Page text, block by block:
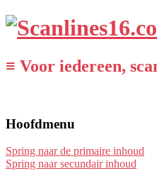
≡ Voor iedereen,
Hoofdmenu
Spring naar de primaire inhoud
Spring naar secundair inhoud